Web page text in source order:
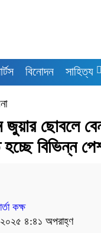
বিনোদন সাহিত্য
ছোবলে
হচ্ছে বিভিন্ন
কক্ষ
৪:৪১ অপরাহ্ণ